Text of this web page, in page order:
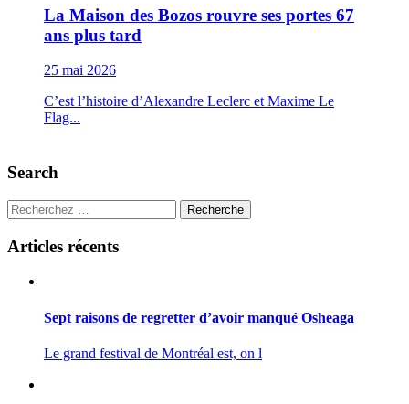
La Maison des Bozos rouvre ses portes 67
ans plus tard
25 mai 2026
C’est l’histoire d’Alexandre Leclerc et Maxime Le
Flag...
Search
Recherche
Articles récents
Sept raisons de regretter d’avoir manqué Osheaga
Le grand festival de Montréal est, on l